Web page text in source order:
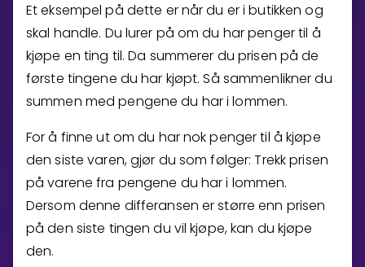
Velg læreplan
Logg inn
Et eksempel på dette er når du er i butikken og
skal handle. Du lurer på om du har penger til å
kjøpe en ting til. Da summerer du prisen på de
første tingene du har kjøpt. Så sammenlikner du
summen med pengene du har i lommen.
For å finne ut om du har nok penger til å kjøpe
den siste varen, gjør du som følger: Trekk prisen
på varene fra pengene du har i lommen.
Dersom denne differansen er større enn prisen
på den siste tingen du vil kjøpe, kan du kjøpe
den.